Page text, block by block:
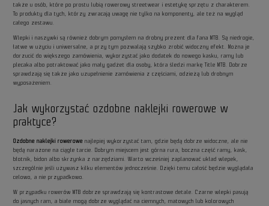
także u osób, które po prostu lubią rowerowy streetwear i estetykę sprzętu z charakterem.
To produkty dla tych, którzy zwracają uwagę nie tylko na komponenty, ale też na wygląd
całego zestawu.
Wlepki i naszywki są również dobrym pomysłem na drobny prezent dla fana MTB. Są niedrogie,
łatwe w użyciu i uniwersalne, a przy tym pozwalają szybko zrobić widoczny efekt. Można je
dorzucić do większego zamówienia, wykorzystać jako dodatek do nowego kasku, ramy lub
plecaka albo potraktować jako mały gadżet dla osoby, która śledzi markę Title MTB. Dobrze
sprawdzają się także jako uzupełnienie zamówienia z częściami, odzieżą lub drobnym
wyposażeniem.
Jak wykorzystać ozdobne naklejki rowerowe w
praktyce?
Ozdobne naklejki rowerowe najlepiej wykorzystać tam, gdzie będą dobrze widoczne, ale nie
będą narażone na ciągłe tarcie. Dobrym miejscem jest górna rura, boczna część ramy, kask,
błotnik, bidon albo skrzynka z narzędziami. Warto wcześniej zaplanować układ wlepek,
szczególnie jeśli używasz kilku elementów jednocześnie. Dzięki temu całość będzie wyglądała
celowo, a nie przypadkowo.
W przypadku rowerów MTB dobrze sprawdzają się kontrastowe detale. Czarne wlepki pasują
do jasnych ram, a białe mogą dobrze wyglądać na ciemnych, matowych lub kolorowych